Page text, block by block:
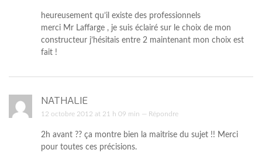
heureusement qu’il existe des professionnels
merci Mr Laffarge , je suis éclairé sur le choix de mon
constructeur j’hésitais entre 2 maintenant mon choix est
fait !
NATHALIE
12 octobre 2012 at 21 h 09 min — Répondre
2h avant ?? ça montre bien la maitrise du sujet !! Merci
pour toutes ces précisions.